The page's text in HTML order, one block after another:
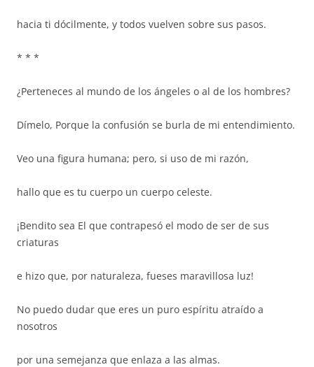
hacia ti dócilmente, y todos vuelven sobre sus pasos.
* * *
¿Perteneces al mundo de los ángeles o al de los hombres?
Dímelo, Porque la confusión se burla de mi entendimiento.
Veo una figura humana; pero, si uso de mi razón,
hallo que es tu cuerpo un cuerpo celeste.
¡Bendito sea El que contrapesó el modo de ser de sus
criaturas
e hizo que, por naturaleza, fueses maravillosa luz!
No puedo dudar que eres un puro espíritu atraído a
nosotros
por una semejanza que enlaza a las almas.